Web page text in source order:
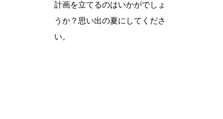
計画を立てるのはいかがでしょ
うか？思い出の夏にしてくださ
い。